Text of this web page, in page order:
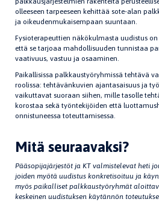
olleeseen tarpeeseen kehittää sote-alan
ja oikeudenmukaisempaan suuntaan.
Fysioterapeuttien näkökulmasta uudistus
että se tarjoaa mahdollisuuden tunnistaa
vaativuus, vastuu ja osaaminen.
Paikallisissa palkkaustyöryhmissä tehtävä
roolissa: tehtävänkuvien ajantasaisuus ja
vaikuttavat suoraan siihen, mille tasolle
korostaa sekä työntekijöiden että
onnistuneessa toteuttamisessa.
Mitä seuraavaksi?
Pääsopijajärjestöt ja KT valmistelevat heti
joiden myötä uudistus konkretisoituu ja
myös paikalliset palkkaustyöryhmät
keskeinen uudistuksen käytännön